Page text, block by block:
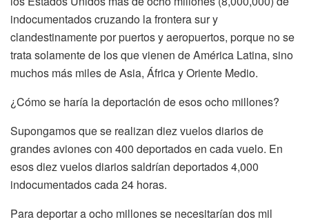
indocumentados cruzando la frontera sur y
clandestinamente por puertos y aeropuertos, porque no se
trata solamente de los que vienen de América Latina, sino
muchos más miles de Asia, África y Oriente Medio.
¿Cómo se haría la deportación de esos ocho millones?
Supongamos que se realizan diez vuelos diarios de
grandes aviones con 400 deportados en cada vuelo. En
esos diez vuelos diarios saldrían deportados 4,000
indocumentados cada 24 horas.
Para deportar a ocho millones se necesitarían dos mil